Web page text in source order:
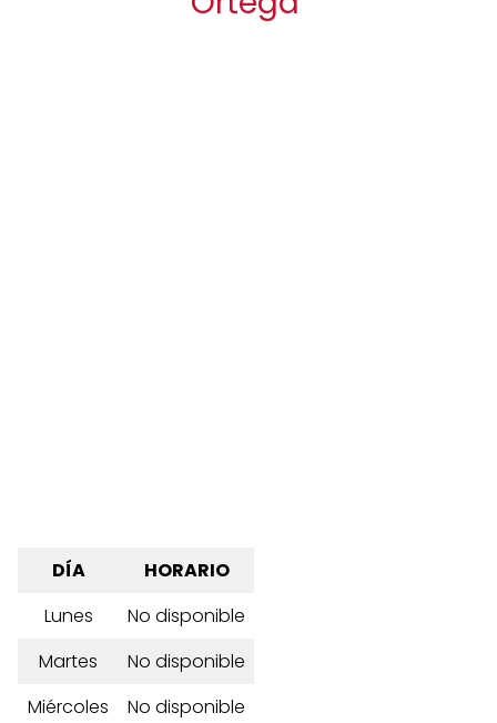
DÍA
HORARIO
Lunes
No disponible
Martes
No disponible
Miércoles
No disponible